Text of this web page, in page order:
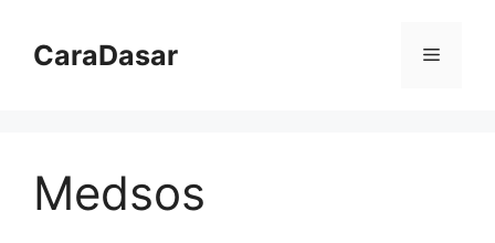
CaraDasar Menu
Medsos